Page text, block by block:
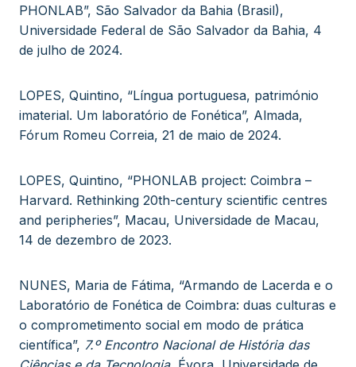
PHONLAB”, São Salvador da Bahia (Brasil),
Universidade Federal de São Salvador da Bahia, 4
de julho de 2024.
LOPES, Quintino, “Língua portuguesa, património
imaterial. Um laboratório de Fonética”, Almada,
Fórum Romeu Correia, 21 de maio de 2024.
LOPES, Quintino, “PHONLAB project: Coimbra –
Harvard. Rethinking 20th-century scientific centres
and peripheries”, Macau, Universidade de Macau,
14 de dezembro de 2023.
NUNES, Maria de Fátima, “Armando de Lacerda e o
Laboratório de Fonética de Coimbra: duas culturas e
o comprometimento social em modo de prática
científica”, 7.º Encontro Nacional de História das